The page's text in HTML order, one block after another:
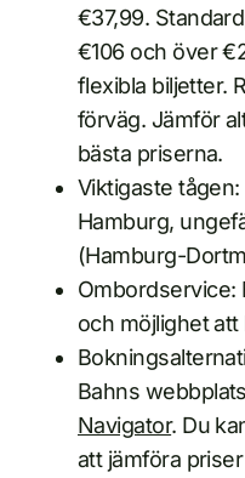
€37,99.
€106 och över
flexibla biljetter.
förväg. Jämför
bästa priserna.
Viktigaste
Hamburg,
(Hamburg-
Ombordservice:
och möjlighet
Bahns
Navigator. Du
att jämföra